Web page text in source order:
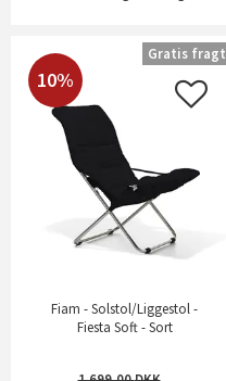
10%
Fiam - Solstol/Liggestol -
Fiesta Soft - Sort
Gratis fragt